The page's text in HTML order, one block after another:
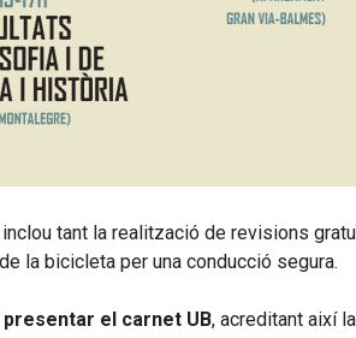
inclou tant la realització de revisions
la bicicleta per una conducció segura.
el carnet UB, acreditant així